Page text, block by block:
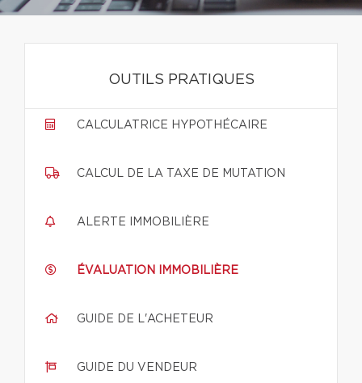
OUTILS PRATIQUES
CALCULATRICE HYPOTHÉCAIRE
CALCUL DE LA TAXE DE MUTATION
ALERTE IMMOBILIÈRE
ÉVALUATION IMMOBILIÈRE
GUIDE DE L'ACHETEUR
GUIDE DU VENDEUR